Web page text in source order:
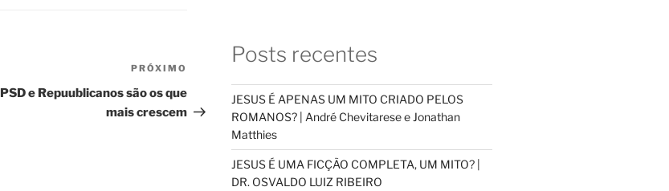
post
PRÓXIMO
PSD e Repuublicanos são os que
mais crescem
Posts recentes
JESUS É APENAS UM MITO CRIADO PELOS
ROMANOS? | André Chevitarese e Jonathan
Matthies
JESUS É UMA FICÇÃO COMPLETA, UM MITO? |
DR. OSVALDO LUIZ RIBEIRO